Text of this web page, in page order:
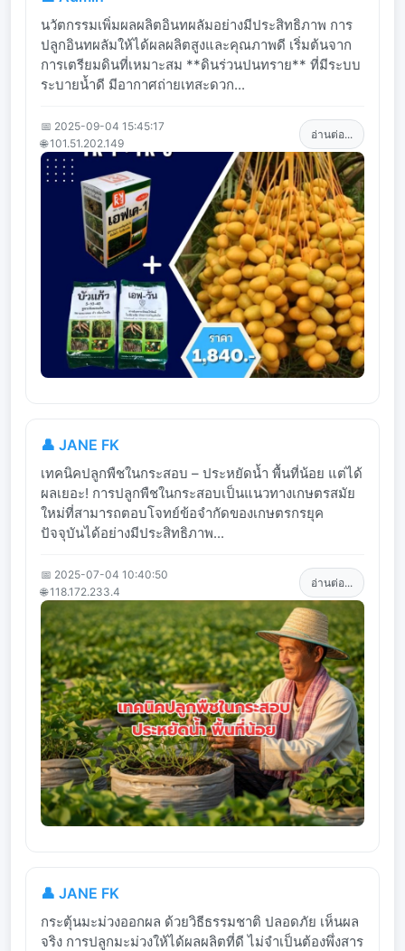
นวัตกรรมเพิ่มผลผลิตอินทผลัมอย่างมีประสิทธิภาพ การ
ปลูกอินทผลัมให้ได้ผลผลิตสูงและคุณภาพดี เริ่มต้นจาก
การเตรียมดินที่เหมาะสม **ดินร่วนปนทราย** ที่มีระบบ
ระบายน้ำดี มีอากาศถ่ายเทสะดวก...
📅 2025-09-04 15:45:17
🌐 101.51.202.149
อ่านต่อ...
👤 JANE FK
เทคนิคปลูกพืชในกระสอบ – ประหยัดน้ำ พื้นที่น้อย แต่ได้
ผลเยอะ! การปลูกพืชในกระสอบเป็นแนวทางเกษตรสมัย
ใหม่ที่สามารถตอบโจทย์ข้อจำกัดของเกษตรกรยุค
ปัจจุบันได้อย่างมีประสิทธิภาพ...
📅 2025-07-04 10:40:50
🌐 118.172.233.4
อ่านต่อ...
👤 JANE FK
กระตุ้นมะม่วงออกผล ด้วยวิธีธรรมชาติ ปลอดภัย เห็นผล
จริง การปลูกมะม่วงให้ได้ผลผลิตที่ดี ไม่จำเป็นต้องพึ่งสาร